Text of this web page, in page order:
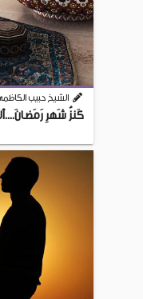
الشيخ حبيب
كَنزُ شَهرِ